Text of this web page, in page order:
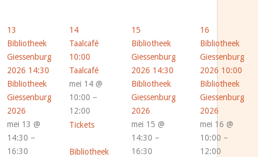
13
Bibliotheek
Giessenburg
2026 14:30
Bibliotheek
Giessenburg
2026
mei 13 @
14:30 –
16:30
14
Taalcafé
10:00
Taalcafé
mei 14 @
10:00 –
12:00
Tickets
Bibliotheek
15
Bibliotheek
Giessenburg
2026 14:30
Bibliotheek
Giessenburg
2026
mei 15 @
14:30 –
16:30
16
Bibliotheek
Giessenburg
2026 10:00
Bibliotheek
Giessenburg
2026
mei 16 @
10:00 –
12:00